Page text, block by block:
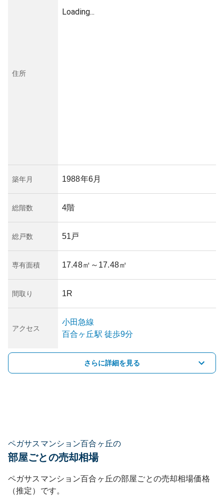
住所
Loading...
築年月 1988年6月
総階数 4階
総戸数 51戸
専有面積 17.48㎡ ～17.48㎡
間取り 1R
アクセス
小田急線
百合ヶ丘駅 徒歩9分
さらに詳細を見る
ペガサスマンション百合ヶ丘の
部屋ごとの売却相場
ペガサスマンション百合ヶ丘の部屋ごとの売却相場価格
（推定）です。